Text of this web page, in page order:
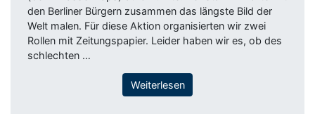
den Berliner Bürgern zusammen das längste Bild der
Welt malen. Für diese Aktion organisierten wir zwei
Rollen mit Zeitungspapier. Leider haben wir es, ob des
schlechten …
Weiterlesen